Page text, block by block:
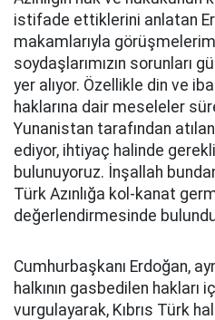
istifade ettiklerini anlatan
makamlarıyla
soydaşlarımızın sorunları
yer alıyor. Özellikle din ve
haklarına dair meseleler
Yunanistan tarafından
ediyor, ihtiyaç halinde
bulunuyoruz. İnşallah
Türk Azınlığa kol-kanat
değerlendirmesinde
Cumhurbaşkanı Erdoğan,
halkının gasbedilen hakları
vurgulayarak, Kıbrıs Türk